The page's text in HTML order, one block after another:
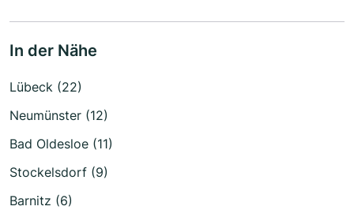
In der Nähe
Lübeck (22)
Neumünster (12)
Bad Oldesloe (11)
Stockelsdorf (9)
Barnitz (6)